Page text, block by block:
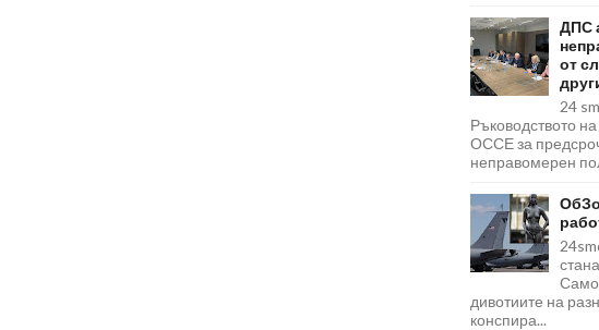
ДПС
от
24
Ръководството
ОССЕ за
неправомерен
Само
дивотиите на
конспира...